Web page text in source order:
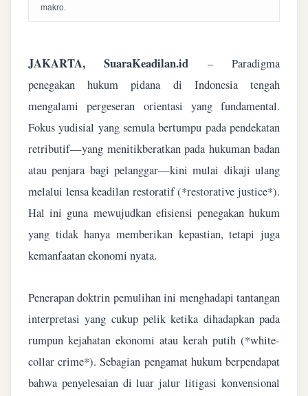
makro.
JAKARTA, SuaraKeadilan.id – Paradigma
penegakan hukum pidana di Indonesia tengah
mengalami pergeseran orientasi yang fundamental.
Fokus yudisial yang semula bertumpu pada pendekatan
retributif—yang menitikberatkan pada hukuman badan
atau penjara bagi pelanggar—kini mulai dikaji ulang
melalui lensa keadilan restoratif (*restorative justice*).
Hal ini guna mewujudkan efisiensi penegakan hukum
yang tidak hanya memberikan kepastian, tetapi juga
kemanfaatan ekonomi nyata.
Penerapan doktrin pemulihan ini menghadapi tantangan
interpretasi yang cukup pelik ketika dihadapkan pada
rumpun kejahatan ekonomi atau kerah putih (*white-
collar crime*). Sebagian pengamat hukum berpendapat
bahwa penyelesaian di luar jalur litigasi konvensional